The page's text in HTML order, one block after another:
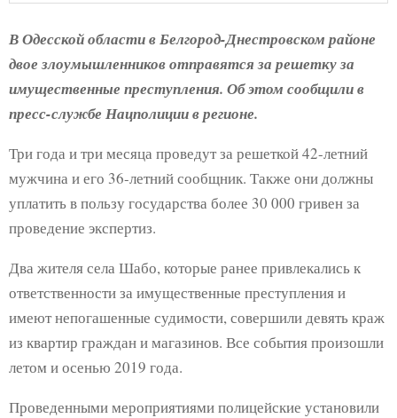
В Одесской области в Белгород-Днестровском районе
двое злоумышленников отправятся за решетку за
имущественные преступления. Об этом сообщили в
пресс-службе Нацполиции в регионе.
Три года и три месяца проведут за решеткой 42-летний
мужчина и его 36-летний сообщник. Также они должны
уплатить в пользу государства более 30 000 гривен за
проведение экспертиз.
Два жителя села Шабо, которые ранее привлекались к
ответственности за имущественные преступления и
имеют непогашенные судимости, совершили девять краж
из квартир граждан и магазинов. Все события произошли
летом и осенью 2019 года.
Проведенными мероприятиями полицейские установили